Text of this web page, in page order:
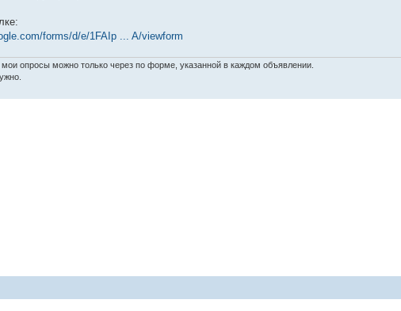
forms/d/e/1FAIp ... A/viewform
опросы можно только через по форме, указанной в каждом объявлении.